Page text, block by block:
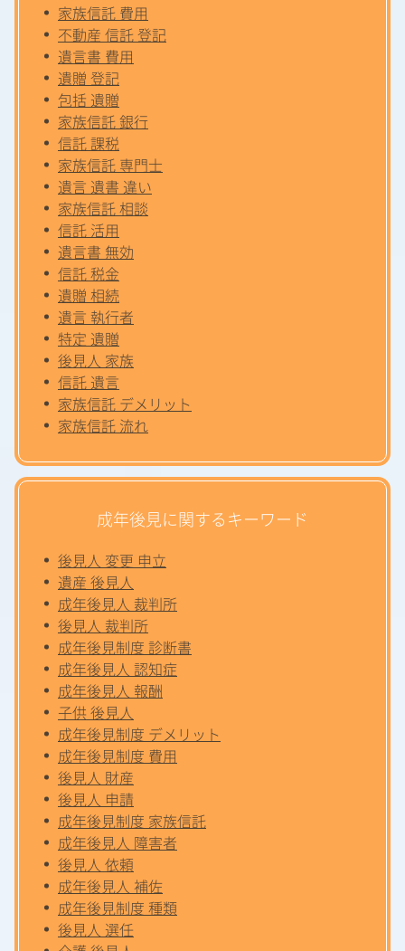
家族信託 費用
不動産 信託 登記
遺言書 費用
遺贈 登記
包括 遺贈
家族信託 銀行
信託 課税
家族信託 専門士
遺言 遺書 違い
家族信託 相談
信託 活用
遺言書 無効
信託 税金
遺贈 相続
遺言 執行者
特定 遺贈
後見人 家族
信託 遺言
家族信託 デメリット
家族信託 流れ
成年後見に関するキーワード
後見人 変更 申立
遺産 後見人
成年後見人 裁判所
後見人 裁判所
成年後見制度 診断書
成年後見人 認知症
成年後見人 報酬
子供 後見人
成年後見制度 デメリット
成年後見制度 費用
後見人 財産
後見人 申請
成年後見制度 家族信託
成年後見人 障害者
後見人 依頼
成年後見人 補佐
成年後見制度 種類
後見人 選任